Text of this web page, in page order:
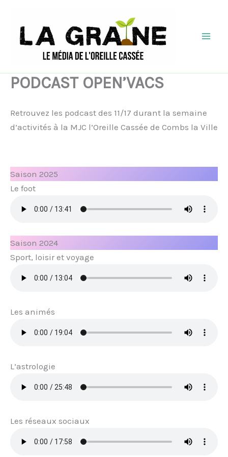
contenu
PODCAST OPEN’VACS
Retrouvez les podcast des 11/17 durant la semaine
d’activités à la MJC l’Oreille Cassée de Combs la Ville
Saison 2025
Le foot
Saison 2024
Sport, loisir et voyage
Les animés
L’astrologie
Les réseaux sociaux